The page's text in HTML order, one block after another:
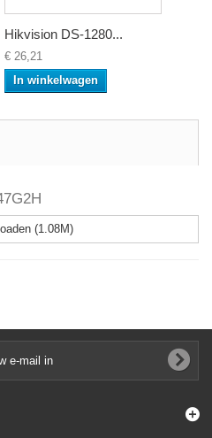
Hikvision DS-1280...
€ 26,21
In winkelwagen
(1.08M)